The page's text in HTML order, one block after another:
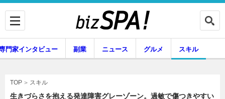
門家インタビュー 副業 ニュース グルメ スキル
TOP スキル
生きづらさを抱える発達障害グレーゾーン。過敏で傷つきやすい